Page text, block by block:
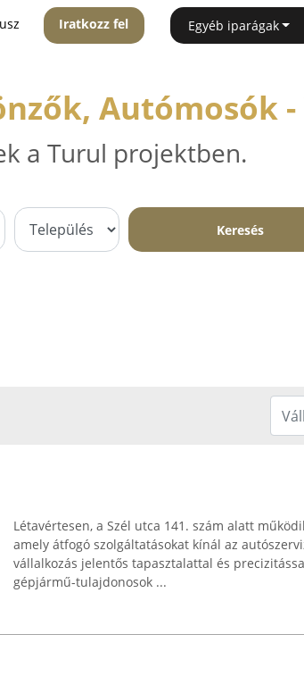
Iratkozz fel Egyéb iparágak
Autómosók -
a Turul projektben.
Keresés
Létavértesen, a Szél utca 141. szám alatt
amely átfogó szolgáltatásokat kínál az
vállalkozás jelentős tapasztalattal és
gépjármű-tulajdonosok ...